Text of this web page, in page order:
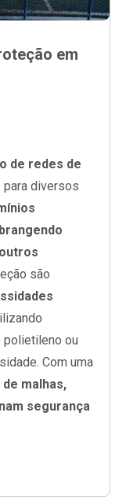
em
de redes de
para diversos
são
polietileno ou
Com uma
malhas,
segurança